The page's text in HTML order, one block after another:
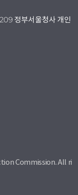
정부서울청사 개인
Commission. All ri